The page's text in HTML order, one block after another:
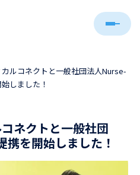
ルコネクトと一般社団法人Nurse-
しました！
ネクトと一般社団
を開始しました！